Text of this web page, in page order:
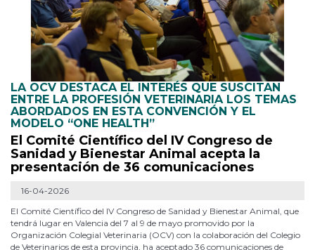
LA OCV DESTACA EL INTERÉS QUE SUSCITAN
ENTRE LA PROFESIÓN VETERINARIA LOS TEMAS
ABORDADOS EN ESTA CONVENCIÓN Y EL
MODELO “ONE HEALTH”
El Comité Científico del IV Congreso de
Sanidad y Bienestar Animal acepta la
presentación de 36 comunicaciones
16-04-2026
El Comité Científico del IV Congreso de Sanidad y Bienestar Animal, que
tendrá lugar en Valencia del 7 al 9 de mayo promovido por la
Organización Colegial Veterinaria (OCV) con la colaboración del Colegio
de Veterinarios de esta provincia, ha aceptado 36 comunicaciones de